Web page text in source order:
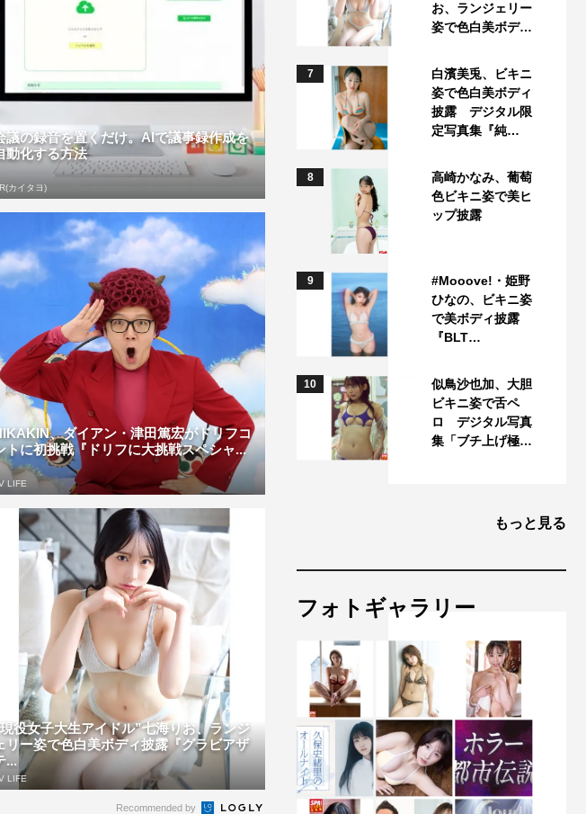
議の録音を置くだけ。AIで議事録作成を
動化する方法
カイタヨ)
、ダイアン・津田篤宏がドリフコ
トに初挑戦『ドリフに大挑戦スペシャ...
LIFE
役女子大生アイドル”七海りお、ランジ
リー姿で色白美ボディ披露『グラビアザ
...
LIFE
Recommended by
お、ランジェリー
姿で色白美ボデ…
7
白濱美兎、ビキニ
姿で色白美ボディ
披露 デジタル限
定写真集『純…
8
高崎かなみ、葡萄
色ビキニ姿で美ヒ
ップ披露
9
#Mooove!・姫野
ひなの、ビキニ姿
で美ボディ披露
『BLT…
10
似鳥沙也加、大胆
ビキニ姿で舌ペ
ロ デジタル写真
集「ブチ上げ極…
もっと見る
フォトギャラリー